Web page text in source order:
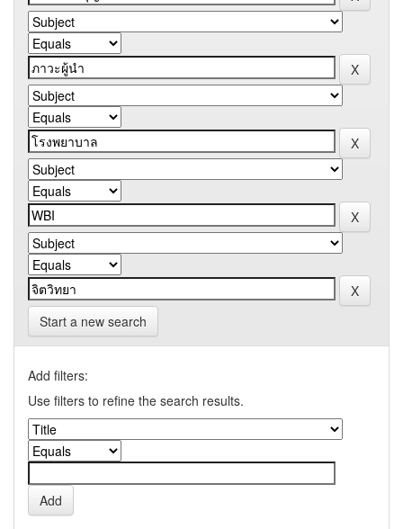
Start a new search
Add filters:
Use filters to refine the search results.